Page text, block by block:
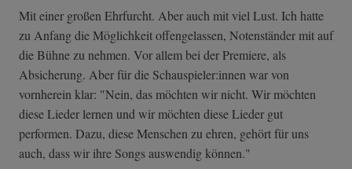
Mit einer großen Ehrfurcht. Aber auch mit viel Lust. Ich hatte
zu Anfang die Möglichkeit offengelassen, Notenständer mit auf
die Bühne zu nehmen. Vor allem bei der Premiere, als
Absicherung. Aber für die Schauspieler:innen war von
vornherein klar: "Nein, das möchten wir nicht. Wir möchten
diese Lieder lernen und wir möchten diese Lieder gut
performen. Dazu, diese Menschen zu ehren, gehört für uns
auch, dass wir ihre Songs auswendig können."